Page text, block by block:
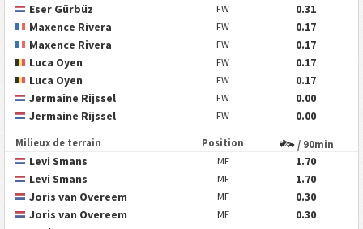
Eser Gürbüz
FW
0.31
Maxence Rivera
FW
0.17
Maxence Rivera
FW
0.17
Luca Oyen
FW
0.17
Luca Oyen
FW
0.17
Jermaine Rijssel
FW
0.00
Jermaine Rijssel
FW 0.00
Milieux de terrain Position / 90min
Levi Smans MF
1.70
Levi Smans
MF
1.70
Joris van Overeem
MF
0.30
Joris van Overeem
MF
0.30